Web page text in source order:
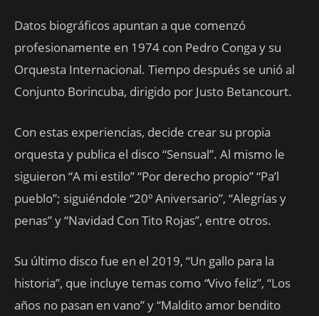
Datos biográficos apuntan a que comenzó
profesionamente en 1974 con Pedro Conga y su
Orquesta Internacional. Tiempo después se unió al
Conjunto Borincuba, dirigido por Justo Betancourt.
Con estas experiencias, decide crear su propia
orquesta y publica el disco “Sensual”. Al mismo le
siguieron “A mi estilo” “Por derecho propio” “Pa’l
pueblo”; siguiéndole “20º Aniversario”, “Alegrías y
penas” y “Navidad Con Tito Rojas”, entre otros.
Su último disco fue en el 2019, “Un gallo para la
historia”, que incluye temas como “Vivo feliz”, “Los
años no pasan en vano” y “Maldito amor bendito